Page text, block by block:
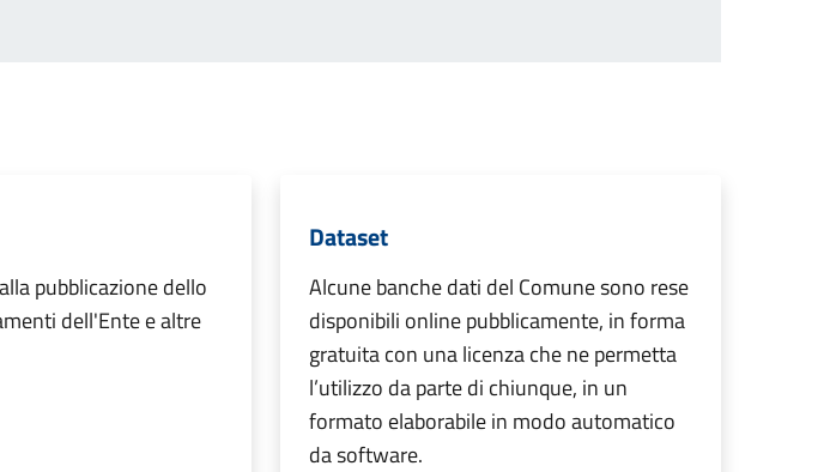
pubblicazione dello
dell'Ente e altre
Dataset
Alcune banche dati del Comune sono rese
disponibili online pubblicamente, in forma
gratuita con una licenza che ne permetta
l’utilizzo da parte di chiunque, in un
formato elaborabile in modo automatico
da software.